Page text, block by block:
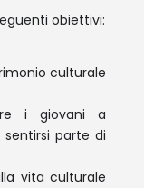
obiettivi:
culturale
i giovani a
parte di
vita culturale